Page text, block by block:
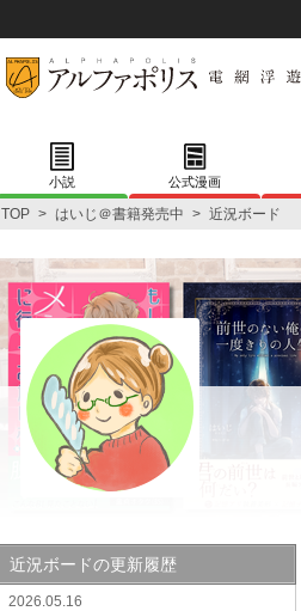
小説 公式漫画
TOP > はいじ＠書籍発売中 > 近況ボード
近況ボードの更新履歴
2026.05.16